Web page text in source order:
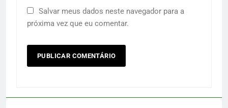
Salvar meus dados neste navegador para a
próxima vez que eu comentar.